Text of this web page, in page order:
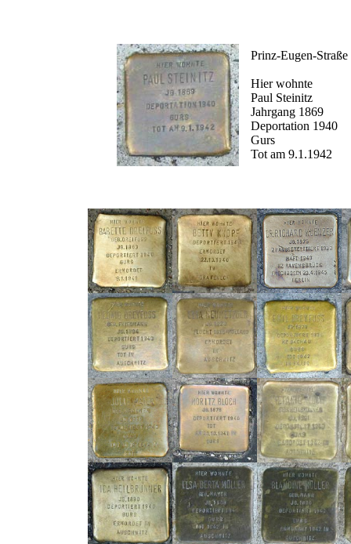
Prinz-Eugen-Straße
Hier wohnte
Paul Steinitz
Jahrgang 1869
Deportation 1940
Gurs
Tot am 9.1.1942